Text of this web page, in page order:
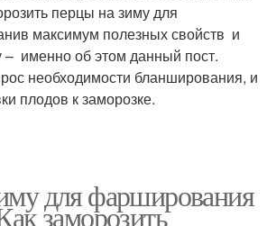
перцы на зиму для
максимум полезных свойств и
– именно об этом данный пост.
необходимости бланширования, и
плодов к заморозке.
для фарширования
заморозить